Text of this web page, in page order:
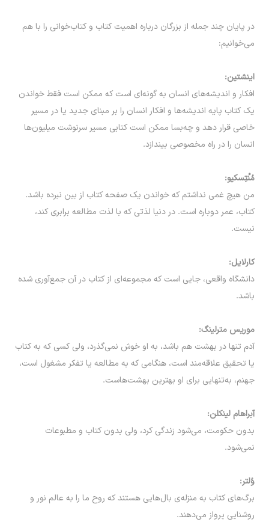
در پایان چند جمله از بزرگان درباره اهمیت کتاب و کتاب‌خوانی را با هم
می‌خوانیم:
اینشتین:
افکار و اندیشه‌های انسان به گونه‌ای است که ممکن است فقط خواندن
یک کتاب پایه اندیشه‌ها و افکار انسان را بر مبنای جدید یا در مسیر
خاصی قرار دهد و چه‌بسا ممکن است کتابی مسیر سرنوشت میلیون‌ها
انسان را در راه مخصوصی بیندازد.
مُنْتِسکیو:
من هیچ غمی نداشتم که خواندن یک صفحه کتاب از بین نبرده باشد.
کتاب، عمر دوباره است. در دنیا لذتی که با لذت مطالعه برابری کند،
نیست.
کارلایل:
دانشگاه واقعی، جایی است که مجموعه‌ای از کتاب در آن جمع‌آوری شده
باشد.
موریس مترلینگ:
آدم تنها در بهشت هم باشد، به او خوش نمی‌گذرد، ولی کسی که به کتاب
یا تحقیق علاقه‌مند است، هنگامی که به مطالعه یا تفکر مشغول است،
جهنم، به‌تنهایی برای او بهترین بهشت‌هاست.
آبراهام لینکلن:
بدون حکومت، می‌شود زندگی کرد، ولی بدون کتاب و مطبوعات
نمی‌شود.
وُلتر:
برگ‌های کتاب به منزله‌ی بال‌هایی هستند که روح ما را به عالم نور و
روشنایی پرواز می‌دهند.